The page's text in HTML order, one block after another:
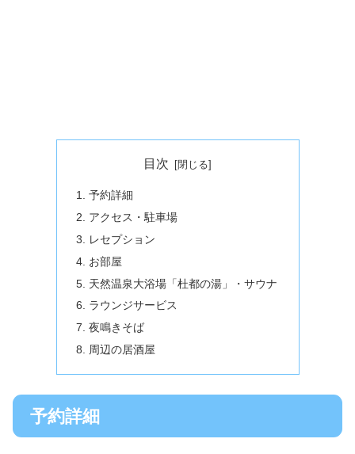
目次
予約詳細
アクセス・駐車場
レセプション
お部屋
天然温泉大浴場「杜都の湯」・サウナ
ラウンジサービス
夜鳴きそば
周辺の居酒屋
予約詳細